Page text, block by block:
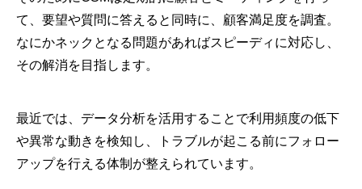
て、要望や質問に答えると同時に、顧客満足度を調査。
なにかネックとなる問題があればスピーディに対応し、
その解消を目指します。
最近では、データ分析を活用することで利用頻度の低下
や異常な動きを検知し、トラブルが起こる前にフォロー
アップを行える体制が整えられています。